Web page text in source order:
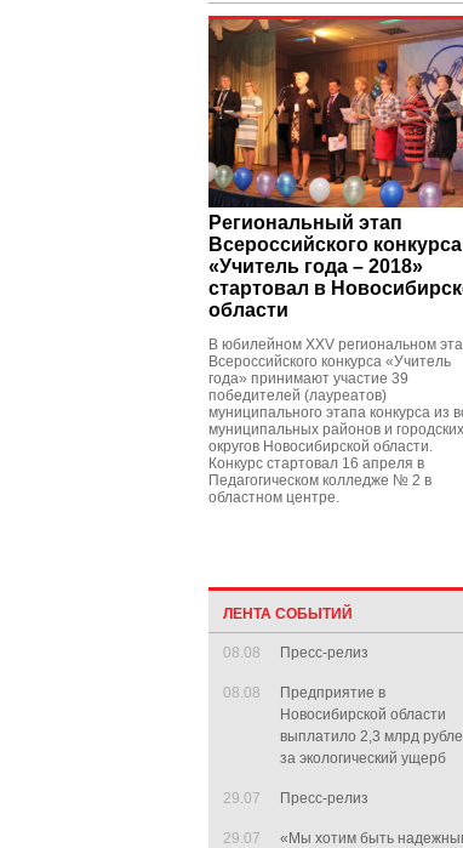
Региональный этап
Всероссийского конкурса
«Учитель года – 2018»
стартовал в
области
В юбилейном XXV региональном
Всероссийского конкурса «Учитель
года» принимают участие 39
победителей (лауреатов)
муниципального этапа конкурса из
муниципальных районов и городских
округов Новосибирской области.
Конкурс стартовал 16 апреля в
Педагогическом колледже № 2 в
областном центре.
ЛЕНТА СОБЫТИЙ
08.08 Пресс-релиз
08.08
Предприятие в
Новосибирской области
выплатило 2,3 млрд
за экологический ущерб
29.07 Пресс-релиз
29.07
«Мы хотим быть